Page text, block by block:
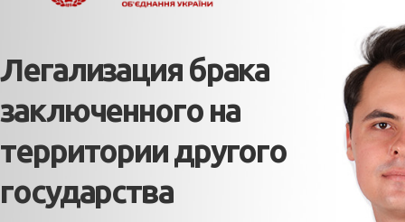
Легализация брака
заключенного на
территории другого
государства